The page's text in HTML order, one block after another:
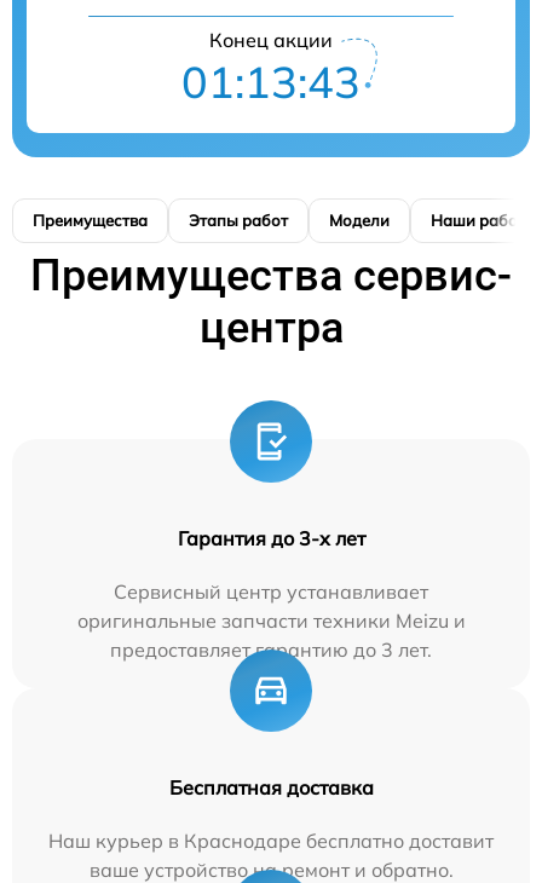
Конец акции
01:13:42
Преимущества Этапы работ Модели Наши работы
Преимущества сервис-
центра
Гарантия до 3-х лет
Сервисный центр устанавливает
оригинальные запчасти техники Meizu и
предоставляет гарантию до 3 лет.
Бесплатная доставка
Наш курьер в Краснодаре бесплатно доставит
ваше устройство на ремонт и обратно.